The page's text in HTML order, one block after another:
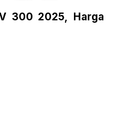
300 2025, Harga